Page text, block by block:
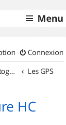
Menu
Connexion
Cartographie et GPS Les GPS
HC